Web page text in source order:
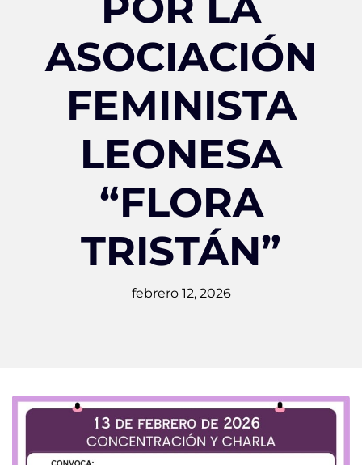
ASOCIACIÓN
FEMINISTA
LEONESA
“FLORA
TRISTÁN”
febrero 12, 2026